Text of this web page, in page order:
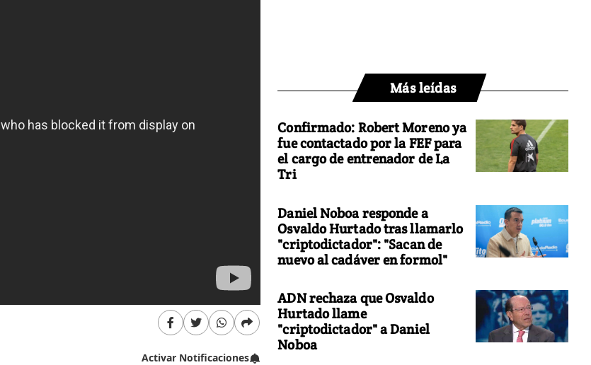
Activar Notificaciones
Más leídas
Confirmado: Robert Moreno ya
fue contactado por la FEF para
el cargo de entrenador de La
Tri
Daniel Noboa responde a
Osvaldo Hurtado tras llamarlo
"criptodictador": "Sacan de
nuevo al cadáver en formol"
ADN rechaza que Osvaldo
Hurtado llame
"criptodictador" a Daniel
Noboa